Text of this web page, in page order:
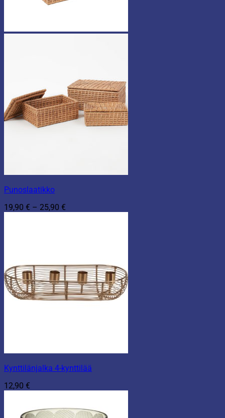
Punoslaatikko
19,90 € – 25,90 €
Kynttilänjalka 4-kynttilää
12,90 €